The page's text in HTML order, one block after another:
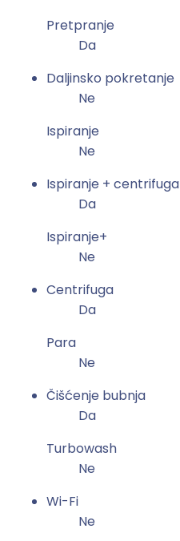
Pretpranje
Da
Daljinsko pokretanje
Ne
Ispiranje
Ne
Ispiranje + centrifuga
Da
Ispiranje+
Ne
Centrifuga
Da
Para
Ne
Čišćenje bubnja
Da
Turbowash
Ne
Wi-Fi
Ne